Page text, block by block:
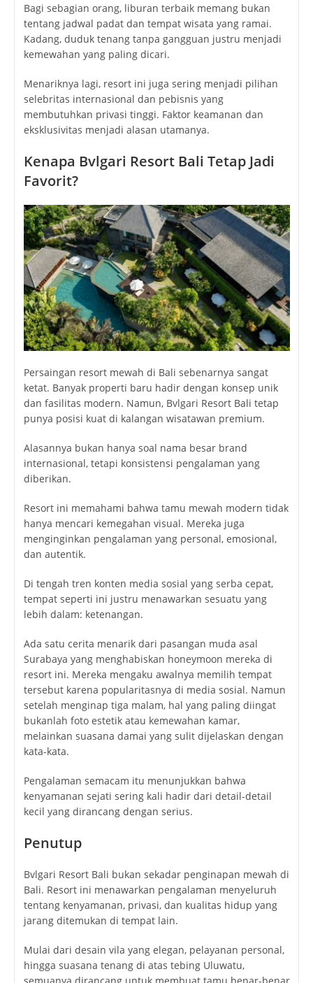
Bagi sebagian orang, liburan terbaik memang bukan
tentang jadwal padat dan tempat wisata yang ramai.
Kadang, duduk tenang tanpa gangguan justru menjadi
kemewahan yang paling dicari.
Menariknya lagi, resort ini juga sering menjadi pilihan
selebritas internasional dan pebisnis yang
membutuhkan privasi tinggi. Faktor keamanan dan
eksklusivitas menjadi alasan utamanya.
Kenapa Bvlgari Resort Bali Tetap Jadi
Favorit?
Persaingan resort mewah di Bali sebenarnya sangat
ketat. Banyak properti baru hadir dengan konsep unik
dan fasilitas modern. Namun, Bvlgari Resort Bali tetap
punya posisi kuat di kalangan wisatawan premium.
Alasannya bukan hanya soal nama besar brand
internasional, tetapi konsistensi pengalaman yang
diberikan.
Resort ini memahami bahwa tamu mewah modern tidak
hanya mencari kemegahan visual. Mereka juga
menginginkan pengalaman yang personal, emosional,
dan autentik.
Di tengah tren konten media sosial yang serba cepat,
tempat seperti ini justru menawarkan sesuatu yang
lebih dalam: ketenangan.
Ada satu cerita menarik dari pasangan muda asal
Surabaya yang menghabiskan honeymoon mereka di
resort ini. Mereka mengaku awalnya memilih tempat
tersebut karena popularitasnya di media sosial. Namun
setelah menginap tiga malam, hal yang paling diingat
bukanlah foto estetik atau kemewahan kamar,
melainkan suasana damai yang sulit dijelaskan dengan
kata-kata.
Pengalaman semacam itu menunjukkan bahwa
kenyamanan sejati sering kali hadir dari detail-detail
kecil yang dirancang dengan serius.
Penutup
Bvlgari Resort Bali bukan sekadar penginapan mewah di
Bali. Resort ini menawarkan pengalaman menyeluruh
tentang kenyamanan, privasi, dan kualitas hidup yang
jarang ditemukan di tempat lain.
Mulai dari desain vila yang elegan, pelayanan personal,
hingga suasana tenang di atas tebing Uluwatu,
semuanya dirancang untuk membuat tamu benar-benar